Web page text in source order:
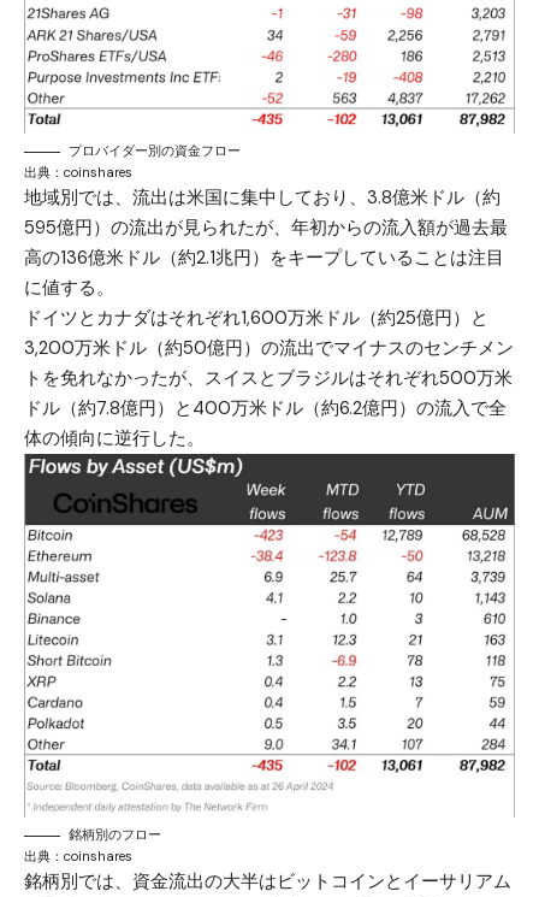
プロバイダー別の資金フロー
出典： coinshares
地域別では、流出は米国に集中しており、3.8億米ドル（約
595億円）の流出が見られたが、年初からの流入額が過去最
高の136億米ドル（約2.1兆円）をキープしていることは注目
に値する。
ドイツとカナダはそれぞれ1,600万米ドル（約25億円）と
3,200万米ドル（約50億円）の流出でマイナスのセンチメン
トを免れなかったが、スイスとブラジルはそれぞれ500万米
ドル（約7.8億円）と400万米ドル（約6.2億円）の流入で全
体の傾向に逆行した。
銘柄別のフロー
出典： coinshares
銘柄別では、資金流出の大半はビットコインとイーサリアム